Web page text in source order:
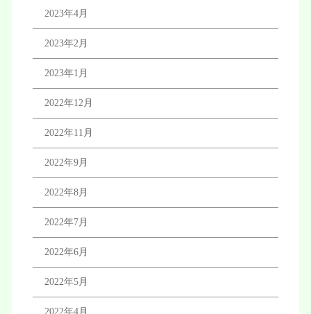
2023年4月
2023年2月
2023年1月
2022年12月
2022年11月
2022年9月
2022年8月
2022年7月
2022年6月
2022年5月
2022年4月